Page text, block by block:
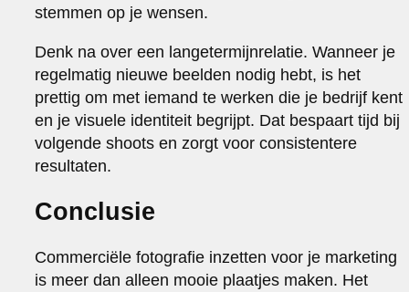
stemmen op je wensen.
Denk na over een langetermijnrelatie. Wanneer je
regelmatig nieuwe beelden nodig hebt, is het
prettig om met iemand te werken die je bedrijf kent
en je visuele identiteit begrijpt. Dat bespaart tijd bij
volgende shoots en zorgt voor consistentere
resultaten.
Conclusie
Commerciële fotografie inzetten voor je marketing
is meer dan alleen mooie plaatjes maken. Het